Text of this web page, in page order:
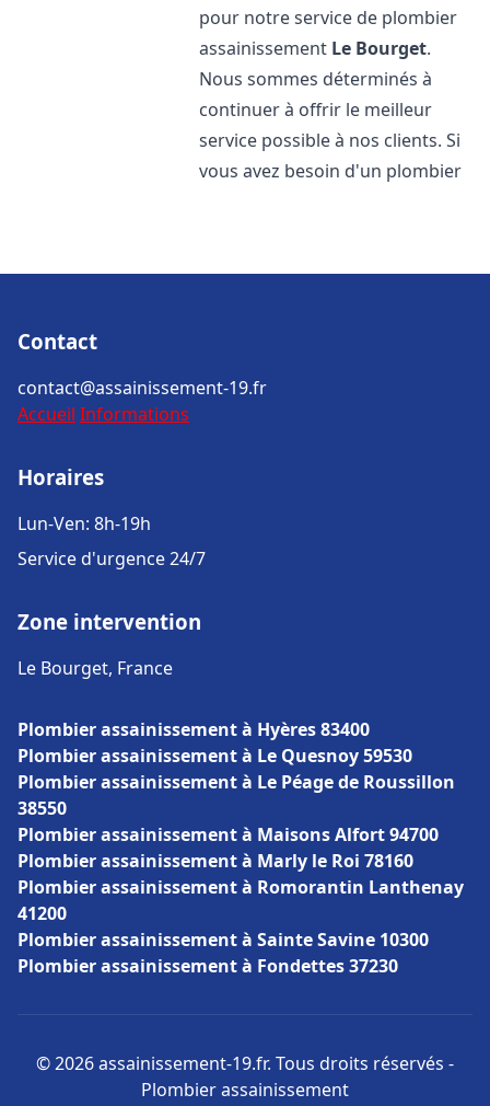
pour notre service de plombier
assainissement Le Bourget.
Nous sommes déterminés à
continuer à offrir le meilleur
service possible à nos clients. Si
vous avez besoin d'un plombier
Contact
contact@assainissement-19.fr
Accueil Informations
Horaires
Lun-Ven: 8h-19h
Service d'urgence 24/7
Zone intervention
Le Bourget, France
Plombier assainissement à Hyères 83400
Plombier assainissement à Le Quesnoy 59530
Plombier assainissement à Le Péage de Roussillon
38550
Plombier assainissement à Maisons Alfort 94700
Plombier assainissement à Marly le Roi 78160
Plombier assainissement à Romorantin Lanthenay
41200
Plombier assainissement à Sainte Savine 10300
Plombier assainissement à Fondettes 37230
© 2026 assainissement-19.fr. Tous droits réservés -
Plombier assainissement